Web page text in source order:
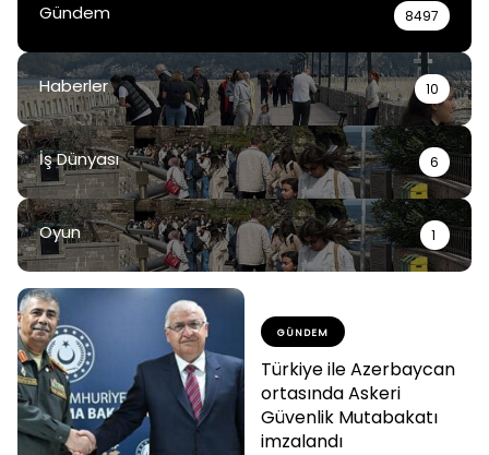
Gündem 8497
Haberler 10
İş Dünyası 6
Oyun 1
GÜNDEM
Türkiye ile Azerbaycan
ortasında Askeri
Güvenlik Mutabakatı
imzalandı